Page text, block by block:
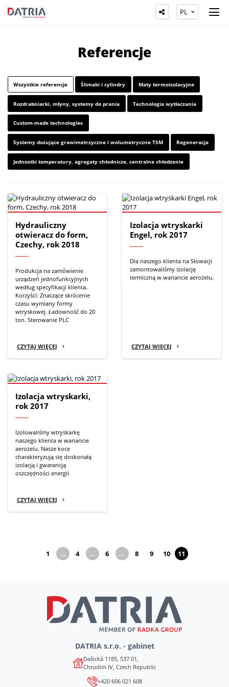
PL
Referencje
Wszystkie referencje Ślimaki i cylindry Maty termoizolacyjne
Rozdrabniarki, młyny, systemy do prania Technologia wytłaczania
Custom-made technologies
Systemy dozujące grawimetrzyczne i wolumetryczne TSM Regeneracja
Jednostki temperatury, agregaty chłodnicze, centralne chłodzenie
Hydrauliczny
otwieracz do form,
Czechy, rok 2018
Produkcja na zamówienie
urządzeń jednofunkcyjnych
według specyfikacji klienta.
Korzyści: Znaczące skrócenie
czasu wymiany formy
wtryskowej. Ładowność do 20
ton. Sterowanie PLC
CZYTAJ WIĘCEJ
Izolacja wtryskarki
Engel, rok 2017
Dla naszego klienta na Słowacji
zamontowaliśmy izolację
termiczną w wariancie aerożelu.
CZYTAJ WIĘCEJ
Izolacja wtryskarki,
rok 2017
Izolowaliśmy wtryskarkę
naszego klienta w wariancie
aerożelu. Nasze koce
charakteryzują się doskonałą
izolacją i gwarancją
oszczędności energii.
CZYTAJ WIĘCEJ
1(obecny)
… 4(obecny)
… 6(obecny)
… 8(obecny)
9(obecny)
10
(obecny)
11
DATRIA s.r.o. - gabinet
Dašická 1185, 537 01,
Chrudim IV, Czech Republic
+420 606 021 608